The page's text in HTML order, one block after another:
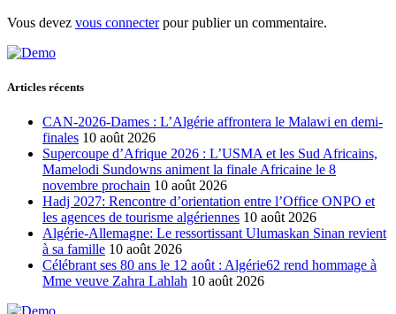
Vous devez vous connecterpour publier un commentaire.
Articles récents
CAN-2026-Dames : L’Algérie affrontera le Malawi en demi-
finales 10 août 2026
Supercoupe d’Afrique 2026 : L’USMA et les Sud Africains,
Mamelodi Sundowns animent la finale Africaine le 8
novembre prochain 10 août 2026
Hadj 2027: Rencontre d’orientation entre l’Office ONPO et
les agences de tourisme algériennes 10 août 2026
Algérie-Allemagne: Le ressortissant Ulumaskan Sinan revient
à sa famille 10 août 2026
Célébrant ses 80 ans le 12 août : Algérie62 rend hommage à
Mme veuve Zahra Lahlah 10 août 2026